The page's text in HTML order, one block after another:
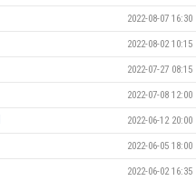
2022-08-07 16:30
2022-08-02 10:15
2022-07-27 08:15
2022-07-08 12:00
2022-06-12 20:00
2022-06-05 18:00
2022-06-02 16:35